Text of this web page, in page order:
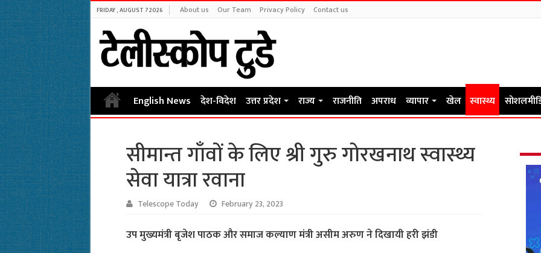
FRIDAY , AUGUST 7 2026 About us Our Team Privacy Policy Contact us
English News देश-विदेश उत्तर प्रदेश राज्य राजनीति अपराध व्यापार खेल स्वास्थ्य
सीमान्त गाँवों के लिए श्री गुरु गोरखनाथ स्वास्थ्य
सेवा यात्रा रवाना
Telescope Today February 23, 2023
उप मुख्यमंत्री बृजेश पाठक और समाज कल्याण मंत्री असीम अरुण ने दिखायी हरी झंडी